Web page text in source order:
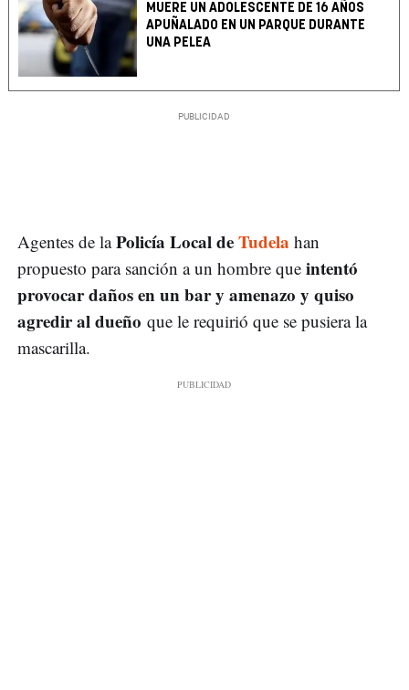
MUERE UN ADOLESCENTE DE 16 AÑOS
APUÑALADO EN UN PARQUE DURANTE
UNA PELEA
Agentes de laPolicía Local deTudela han
propuesto para sanción a un hombre que intentó
provocar daños en un bar y amenazo y quiso
agredir al dueño que le requirió que se pusiera la
mascarilla.